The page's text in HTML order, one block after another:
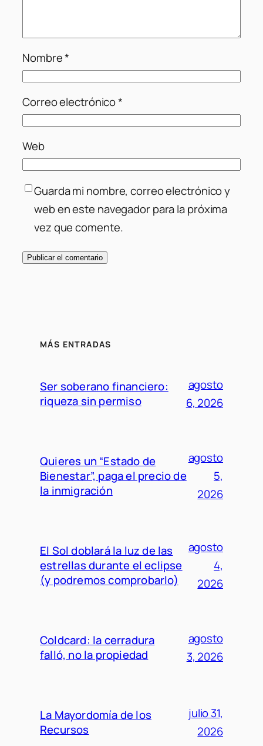
Nombre*
Correo electrónico*
Web
Guarda mi nombre, correo electrónico y
web en este navegador para la próxima
vez que comente.
MÁS ENTRADAS
Ser soberano financiero:
riqueza sin permiso
agosto
6, 2026
Quieres un “Estado de
Bienestar”, paga el precio de
la inmigración
agosto
5,
2026
El Sol doblará la luz de las
estrellas durante el eclipse
(y podremos comprobarlo)
agosto
4,
2026
Coldcard: la cerradura
falló, no la propiedad
agosto
3, 2026
La Mayordomía de los
Recursos
julio 31,
2026